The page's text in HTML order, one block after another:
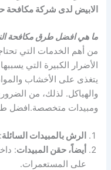
الابيض لدى شركة
ما هي افضل طرق مكافحة
من أهم الخدمات التي
الأضرار الكبيرة التي
يتغذى على الأخشاب
والهياكل. لذلك، من
ومبيدات متخصصة.افضل
الرش بالمبيدات السائلة
أيضاً، حقن المبيدات:
على المستعمرات.